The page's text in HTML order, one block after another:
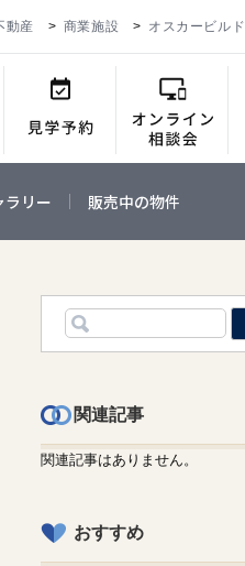
動産 商業施設 オスカービルド
ラリー 販売中の物件
関連記事
関連記事はありません。
おすすめ